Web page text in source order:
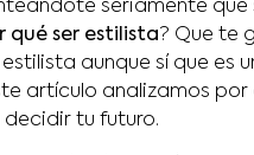
seriamente
qué ser estilista ? Que te
aunque sí que es
artículo analizamos
tu futuro.